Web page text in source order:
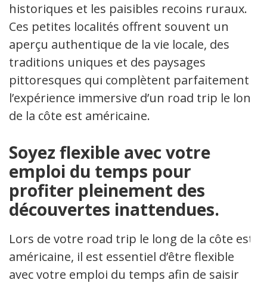
historiques et les paisibles recoins ruraux.
Ces petites localités offrent souvent un
aperçu authentique de la vie locale, des
traditions uniques et des paysages
pittoresques qui complètent parfaitement
l’expérience immersive d’un road trip le long
de la côte est américaine.
Soyez flexible avec votre
emploi du temps pour
profiter pleinement des
découvertes inattendues.
Lors de votre road trip le long de la côte est
américaine, il est essentiel d’être flexible
avec votre emploi du temps afin de saisir